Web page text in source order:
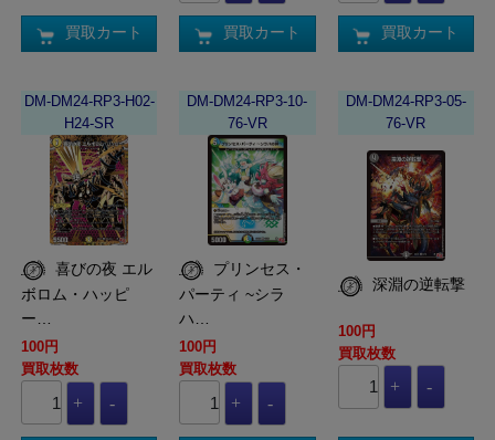
買取カート 買取カート 買取カート
DM-DM24-RP3-H02-
H24-SR
ボロム・ハッピ
ー…
100円
買取枚数
DM-DM24-RP3-10-
76-VR
パーティ ~シラ
ハ…
100円
買取枚数
DM-DM24-RP3-05-
76-VR
深淵の逆転撃
100円
買取枚数